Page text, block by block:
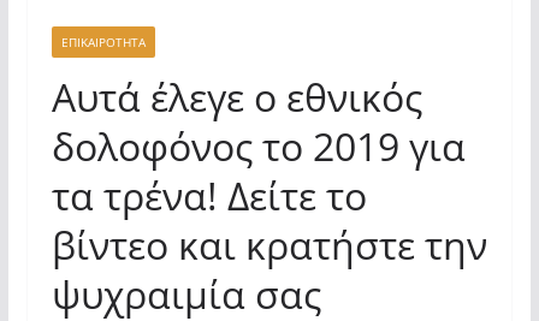
«Έλληνες» η κυβέρνηση! (φωτο)
ΕΠΙΚΑΙΡΟΤΗΤΑ
Αυτά έλεγε ο εθνικός
δολοφόνος το 2019 για
τα τρένα! Δείτε το
βίντεο και κρατήστε την
ψυχραιμία σας